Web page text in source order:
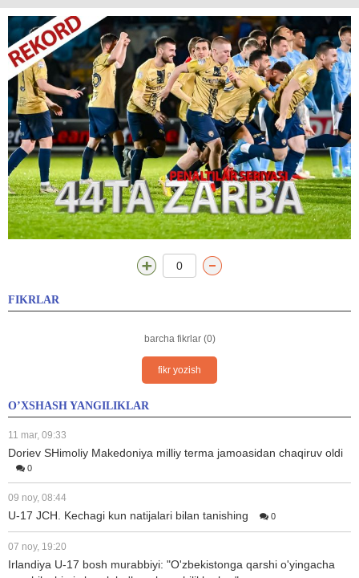
0
FIKRLAR
barcha fikrlar (0)
fikr yozish
O’XSHASH YANGILIKLAR
11 mar, 09:33
Doriev SHimoliy Makedoniya milliy terma jamoasidan chaqiruv oldi
0
09 noy, 08:44
U-17 JCH. Kechagi kun natijalari bilan tanishing 0
07 noy, 19:20
Irlandiya U-17 bosh murabbiyi: "O'zbekistonga qarshi o'yingacha